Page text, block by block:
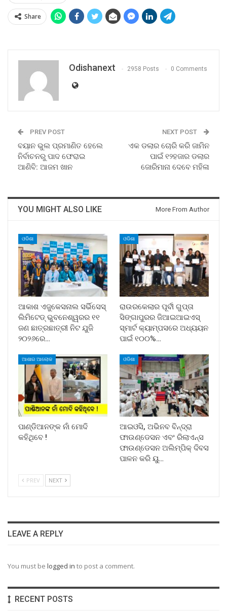
Share
Odishanext 2958 Posts 0 Comments
PREV POST
ବୟାନ ଭୁଲ ପ୍ରମାଣିତ ହେଲେ
ନିର୍ବାଚନରୁ ପାଦ ଫେରାଇ
ଆଣିବି: ଆଜମ ଖାନ
NEXT POST
ଏକ ଡଲାର ଚୋରି କରି ଜାମିନ
ପାଇଁ ୧୨ହଜାର ଡଲାର
ଜୋରିମାନା ଦେବେ ମହିଳା
YOU MIGHT ALSO LIKE More From Author
ଓଡିଶା
ଆକାଶ ଏଜୁକେସନାଲ ସର୍ଭିସେସ୍
ଲିମିଟେଡ୍ ଭୁବନେଶ୍ୱରର ୧୧
ଜଣ ଛାତ୍ରଛାତ୍ରୀ ନିଟ ଯୁଜି
୨୦୨୬ରେ…
ଓଡିଶା
ରାଉରକେଲାର ପୂର୍ବୀ ଗୁପ୍ତା
ସିଙ୍ଗାପୁରର ଜିଆଇଆଇଏସ୍
ସ୍ମାର୍ଟ କ୍ୟାମ୍ପସରେ ଅଧ୍ୟୟନ
ପାଇଁ ୧୦୦%…
ଆଶାର ଆଲୋକ
ପାଣ୍ଡିଆନଙ୍କ ନାଁ ମୋଦି
କହିଥିବେ !
ଓଡିଶା
ଆଇଓସି, ଅଭିନବ ବିନ୍ଦ୍ରା
ଫାଉଣ୍ଡେସନ ଏବଂ ରିଲାଏନ୍ସ
ଫାଉଣ୍ଡେସନ ଅଲିମ୍ପିକ୍ ଦିବସ
ପାଳନ କରି ୟୁ…
PREV NEXT
LEAVE A REPLY
You must be logged in to post a comment.
RECENT POSTS